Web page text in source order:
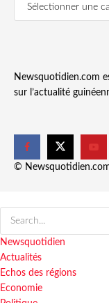
Newsquotidien.com
sur l’actualité
©
Newsquotidien
Actualités
Echos des régions
Economie